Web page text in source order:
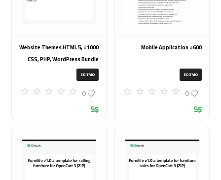
600+ Mobile Application
EDITMO
0
5$
1000+ Website Themes HTML 5,
CSS, PHP, WordPress Bundle
20240917T145511Z 001 (ZIP)
EDITMO
0
5$